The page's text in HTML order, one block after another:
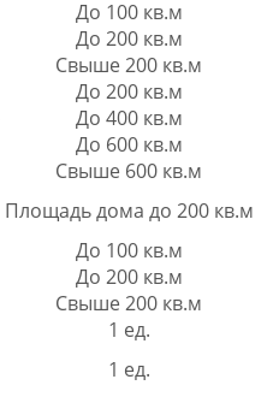
До 100 кв.м
До 200 кв.м
Свыше 200 кв.м
До 200 кв.м
До 400 кв.м
До 600 кв.м
Свыше 600 кв.м
Площадь дома до 200 кв.м
До 100 кв.м
До 200 кв.м
Свыше 200 кв.м
1 ед.
1 ед.